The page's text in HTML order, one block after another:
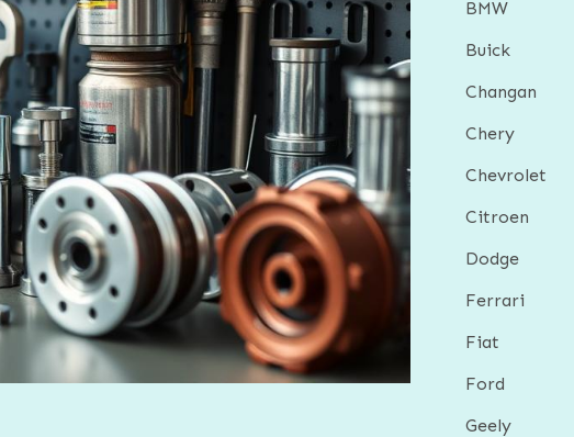
BMW
Buick
Changan
Chery
Chevrolet
Citroen
Dodge
Ferrari
Fiat
Ford
Geely